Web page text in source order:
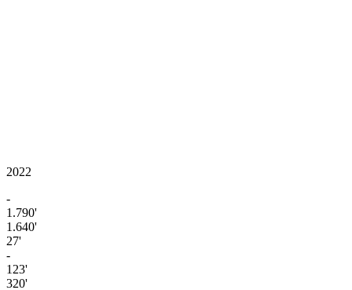
2022
-
1.790'
1.640'
27'
-
123'
320'